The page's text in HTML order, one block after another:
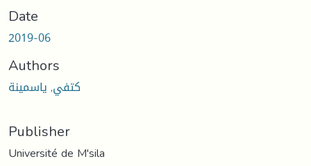
Date
2019-06
Authors
كتفي, ياسمينة
Publisher
Université de M'sila